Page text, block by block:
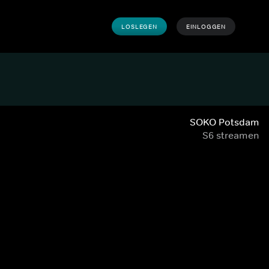
LOSLEGEN EINLOGGEN
SOKO Potsdam
S6 streamen